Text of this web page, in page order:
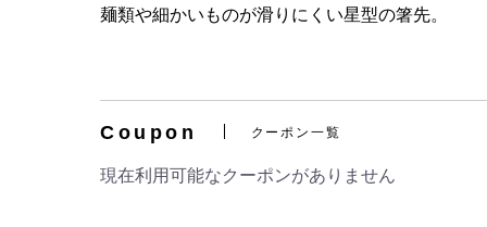
麺類や細かいものが滑りにくい星型の箸先。
Coupon クーポン一覧
現在利用可能なクーポンがありません